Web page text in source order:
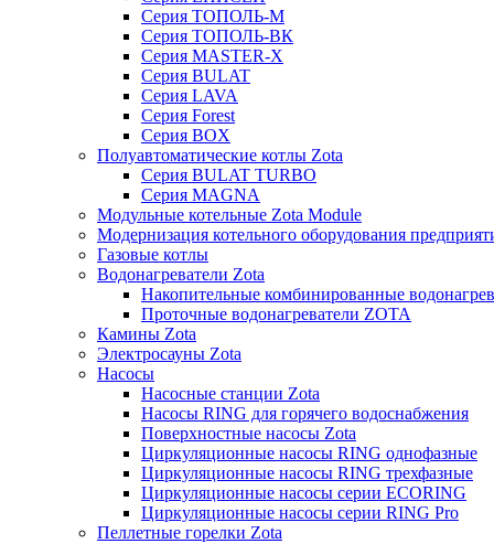
Серия ТОПОЛЬ-М
Серия ТОПОЛЬ-ВК
Серия MASTER-X
Серия BULAT
Серия LAVA
Серия Forest
Серия BOX
Полуавтоматические котлы Zota
Серия BULAT TURBO
Серия MAGNA
Модульные котельные Zota Module
Модернизация котельного оборудования
Газовые котлы
Водонагреватели Zota
Накопительные комбинированные
Проточные водонагреватели ZOTA
Камины Zota
Электросауны Zota
Насосы
Насосные станции Zota
Насосы RING для горячего водоснабжения
Поверхностные насосы Zota
Циркуляционные насосы RING однофазные
Циркуляционные насосы RING трехфазные
Циркуляционные насосы серии ECORING
Циркуляционные насосы серии RING Pro
Пеллетные горелки Zota